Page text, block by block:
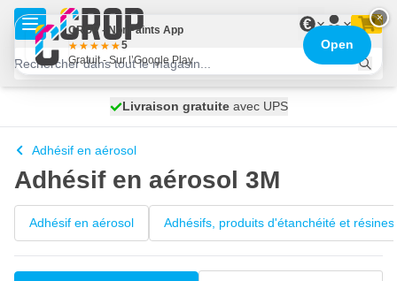
Aller au contenu
€
expédié aujourd'hui
Livraison gratuiteavec UPS
100 jours
Adhésif en aérosol
Adhésif en aérosol 3M
Adhésif en aérosol Adhésifs, produits d'étanchéité et résines
×
CROP - NonPaints App
5
Gratuit - Sur l’Google Play
Open